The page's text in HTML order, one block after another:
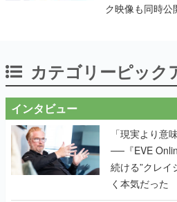
ク映像も同時公
カテゴリーピック
インタビュー
「現実より意
──『EVE
続ける”クレイ
く本気だった